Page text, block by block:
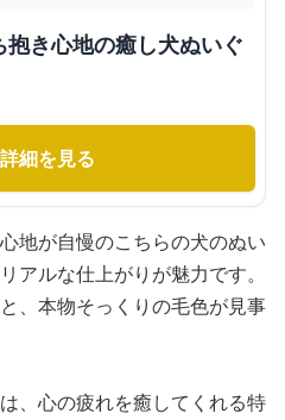
き心地の癒し犬ぬいぐ
細を見る
地が自慢のこちらの犬のぬい
アルな仕上がりが魅力です。
、本物そっくりの毛色が見事
、心の疲れを癒してくれる特